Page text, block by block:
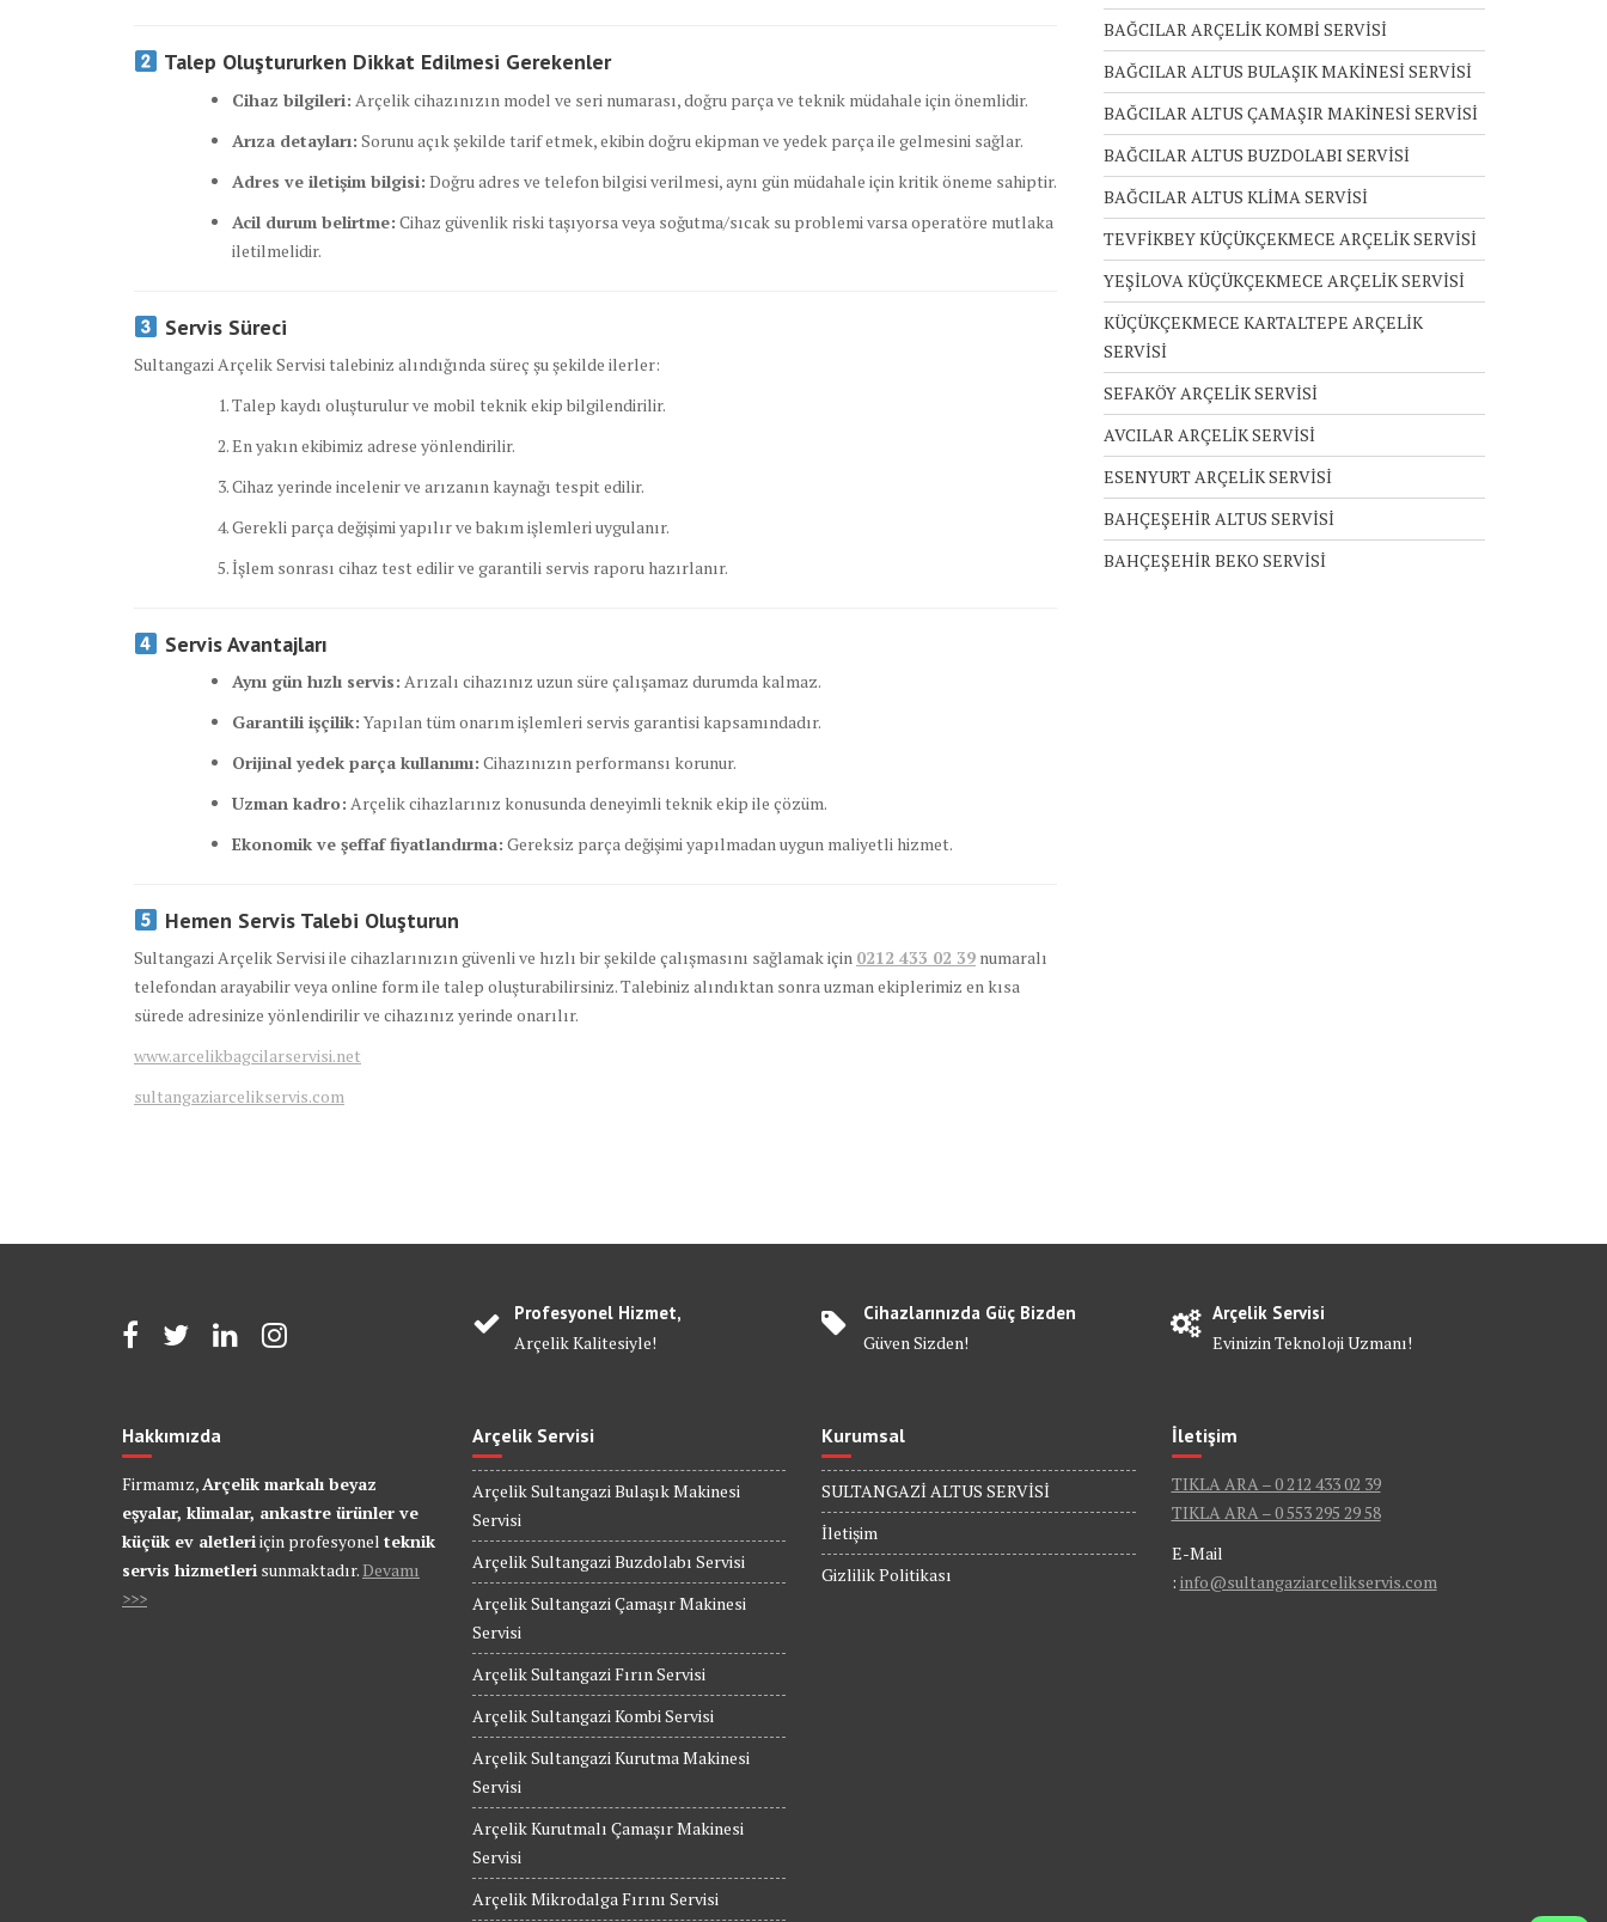
Talep Oluştururken Dikkat Edilmesi Gerekenler
Cihaz bilgileri: Arçelik cihazınızın model ve seri numarası, doğru parça ve teknik müdahale için önemlidir.
Arıza detayları: Sorunu açık şekilde tarif etmek, ekibin doğru ekipman ve yedek parça ile gelmesini sağlar.
Adres ve iletişim bilgisi: Doğru adres ve telefon bilgisi verilmesi, aynı gün müdahale için kritik öneme sahiptir.
Acil durum belirtme: Cihaz güvenlik riski taşıyorsa veya soğutma/sıcak su problemi varsa operatöre mutlaka
iletilmelidir.
Servis Süreci
Sultangazi Arçelik Servisi talebiniz alındığında süreç şu şekilde ilerler:
Talep kaydı oluşturulur ve mobil teknik ekip bilgilendirilir.
En yakın ekibimiz adrese yönlendirilir.
Cihaz yerinde incelenir ve arızanın kaynağı tespit edilir.
Gerekli parça değişimi yapılır ve bakım işlemleri uygulanır.
İşlem sonrası cihaz test edilir ve garantili servis raporu hazırlanır.
Servis Avantajları
Aynı gün hızlı servis: Arızalı cihazınız uzun süre çalışamaz durumda kalmaz.
Garantili işçilik: Yapılan tüm onarım işlemleri servis garantisi kapsamındadır.
Orijinal yedek parça kullanımı: Cihazınızın performansı korunur.
Uzman kadro: Arçelik cihazlarınız konusunda deneyimli teknik ekip ile çözüm.
Ekonomik ve şeffaf fiyatlandırma: Gereksiz parça değişimi yapılmadan uygun maliyetli hizmet.
Hemen Servis Talebi Oluşturun
Sultangazi Arçelik Servisi ile cihazlarınızın güvenli ve hızlı bir şekilde çalışmasını sağlamak için 0212 433 02 39 numaralı
telefondan arayabilir veya online form ile talep oluşturabilirsiniz. Talebiniz alındıktan sonra uzman ekiplerimiz en kısa
sürede adresinize yönlendirilir ve cihazınız yerinde onarılır.
www.arcelikbagcilarservisi.net
sultangaziarcelikservis.com
BAĞCILAR ARÇELİK KOMBİ SERVİSİ
BAĞCILAR ALTUS BULAŞIK MAKİNESİ SERVİSİ
BAĞCILAR ALTUS ÇAMAŞIR MAKİNESİ SERVİSİ
BAĞCILAR ALTUS BUZDOLABI SERVİSİ
BAĞCILAR ALTUS KLİMA SERVİSİ
TEVFİKBEY KÜÇÜKÇEKMECE ARÇELİK SERVİSİ
YEŞİLOVA KÜÇÜKÇEKMECE ARÇELİK SERVİSİ
KÜÇÜKÇEKMECE KARTALTEPE ARÇELİK
SERVİSİ
SEFAKÖY ARÇELİK SERVİSİ
AVCILAR ARÇELİK SERVİSİ
ESENYURT ARÇELİK SERVİSİ
BAHÇEŞEHİR ALTUS SERVİSİ
BAHÇEŞEHİR BEKO SERVİSİ
Profesyonel Hizmet,
Arçelik Kalitesiyle!
Cihazlarınızda Güç Bizden
Güven Sizden!
Arçelik Servisi
Evinizin Teknoloji Uzmanı!
Hakkımızda
Firmamız,Arçelik markalı beyaz
eşyalar, klimalar, ankastre ürünler ve
küçük ev aletleriiçin profesyonel teknik
servis hizmetleri sunmaktadır.Devamı
>>>
Arçelik Servisi
Arçelik Sultangazi Bulaşık Makinesi
Servisi
Arçelik Sultangazi Buzdolabı Servisi
Arçelik Sultangazi Çamaşır Makinesi
Servisi
Arçelik Sultangazi Fırın Servisi
Arçelik Sultangazi Kombi Servisi
Arçelik Sultangazi Kurutma Makinesi
Servisi
Arçelik Kurutmalı Çamaşır Makinesi
Servisi
Arçelik Mikrodalga Fırını Servisi
Kurumsal
SULTANGAZİ ALTUS SERVİSİ
İletişim
Gizlilik Politikası
İletişim
TIKLA ARA – 0 212 433 02 39
TIKLA ARA – 0 553 295 29 58
E-Mail
: info@sultangaziarcelikservis.com